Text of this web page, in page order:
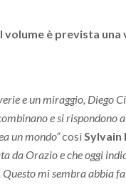
è prevista
e un miraggio, Diego
e si
un mondo”cosìSylvain
da Orazio e che oggi
mi sembra abbia